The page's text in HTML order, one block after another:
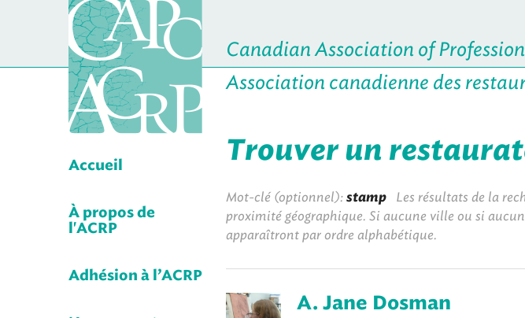
Canadian Association of
Association canadienne des
Accueil
À propos de
l'ACRP
Adhésion à l’ACRP
Trouver un
Mot-clé (optionnel): stamp Les résultats de la
proximité géographique. Si aucune ville ou si
apparaîtront par ordre alphabétique.
A. Jane Dosman